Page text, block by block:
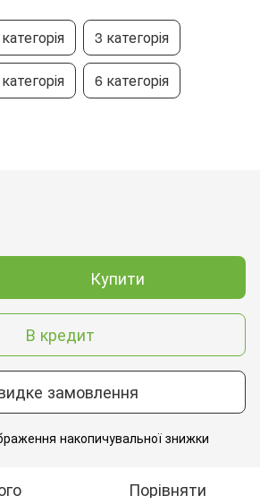
3 категорія
6 категорія
Купити
В кредит
замовлення
накопичувальної знижки
Порівняти